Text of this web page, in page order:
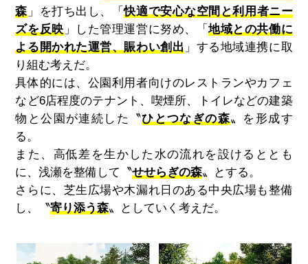
森」を打ち出し、「快適で安心な空間と利用者ニー
ズを反映」した管理運営に努め、「地域との共働に
よる開かれた運営、賑わい創出 」する地域連携に取
り組む考えだ。
具体的には、公園利用者向けのレストランやカフェ
など6店程度のテナント、喫煙所、トイレなどの建築
物と公園が連続した〝ひとつなぎの森〟を形成す
る。
また、高低差を生かした水の流れを設けるととも
に、浅瀬を整備して〝せせらぎの森〟とする。
さらに、芝生広場や木漏れ日のある中央広場も整備
し、〝寄り添う森〟としていく考えだ。